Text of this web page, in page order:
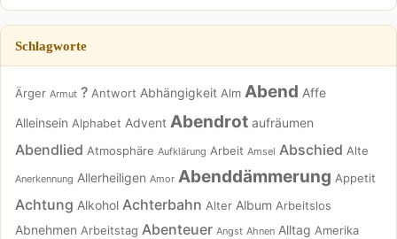
Schlagworte
Ärger Armut ? Antwort Abhängigkeit Alm Abend Affe
Alleinsein Alphabet Advent Abendrot aufräumen
Abendlied Atmosphäre Aufklärung Arbeit Amsel Abschied Alte
Anerkennung Allerheiligen Amor Abenddämmerung Appetit
Achtung Alkohol Achterbahn Alter Album Arbeitslos
Abnehmen Arbeitstag Abenteuer Angst Ahnen Alltag Amerika